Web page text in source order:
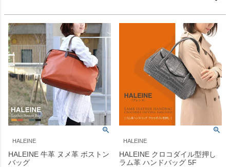
HALEINE
HALEINE 牛革 ヌメ革 ボストン
バッグ
HALEINE
HALEINE クロコダイル型押し
ラム革 ハンドバッグ 5F